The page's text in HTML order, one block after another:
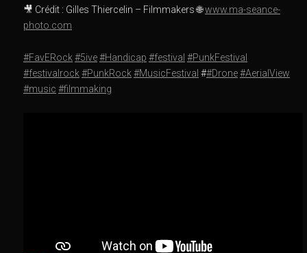
🎥 Crédit : Gilles Thiercelin – Filmmakers 🌐www.ma-seance-
photo.com
#FavERock #5ive#Handicap #festival #PunkFestival
#festivalrock #PunkRock #MusicFestival ##Drone#AerialView
#music #filmmaking